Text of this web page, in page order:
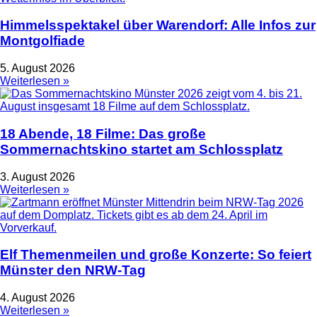
Himmelsspektakel über Warendorf: Alle Infos zur
Montgolfiade
5. August 2026
Weiterlesen »
18 Abende, 18 Filme: Das große
Sommernachtskino startet am Schlossplatz
3. August 2026
Weiterlesen »
Elf Themenmeilen und große Konzerte: So feiert
Münster den NRW-Tag
4. August 2026
Weiterlesen »